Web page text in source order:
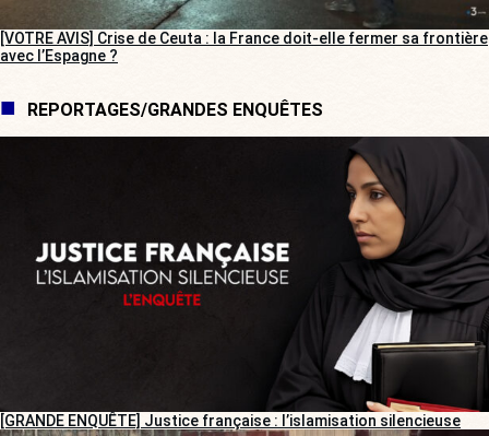
[VOTRE AVIS] Crise de Ceuta : la France doit-elle fermer sa frontière
avec l’Espagne ?
REPORTAGES/GRANDES ENQUÊTES
[GRANDE ENQUÊTE] Justice française : l’islamisation silencieuse